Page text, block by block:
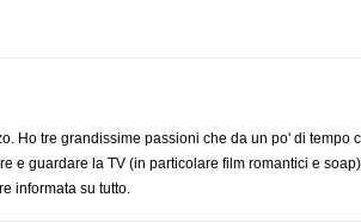
Ho tre grandissime passioni che da un po' di tempo
e guardare la TV (in particolare film romantici e
informata su tutto.